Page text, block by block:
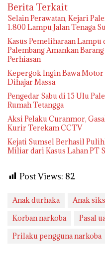
Berita Terkait
Selain Perawatan, Kejari
1.800 Lampu Jalan Tenaga
Kasus Pemeliharaan
Palembang Amankan
Perhiasan
Kepergok Ingin Bawa
Dihajar Massa
Pengedar Sabu di 15 Ulu
Rumah Tetangga
Aksi Pelaku Curanmor,
Kurir Terekam CCTV
Kejati Sumsel Berhasil
Miliar dari Kasus Lahan PT
Post Views: 82
Anak durhaka
Anak
Korban narkoba
Pasal
Prilaku pengguna narkoba